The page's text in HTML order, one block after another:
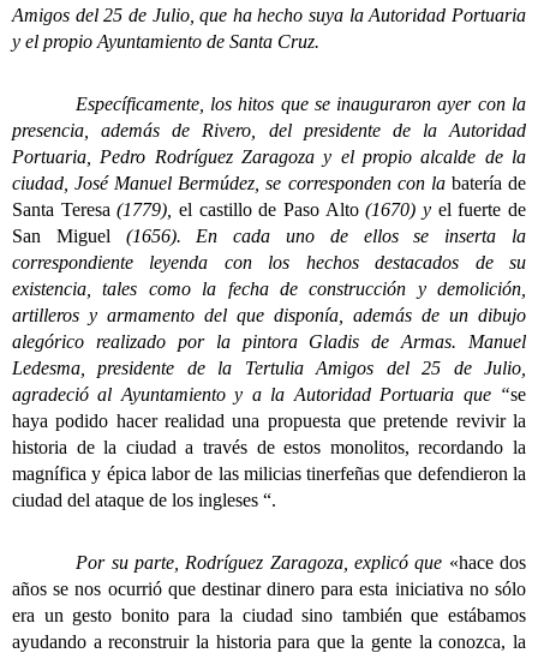
Amigos del 25 de Julio, que ha hecho suya la Autoridad Portuaria
y el propio Ayuntamiento de Santa Cruz.
Específicamente, los hitos que se inauguraron ayer con la
presencia, además de Rivero, del presidente de la Autoridad
Portuaria, Pedro Rodríguez Zaragoza y el propio alcalde de la
ciudad, José Manuel Bermúdez, se corresponden con la batería de
Santa Teresa(1779),el castillo de Paso Alto(1670) y el fuerte de
San Miguel (1656). En cada uno de ellos se inserta la
correspondiente leyenda con los hechos destacados de su
existencia, tales como la fecha de construcción y demolición,
artilleros y armamento del que disponía, además de un dibujo
alegórico realizado por la pintora Gladis de Armas. Manuel
Ledesma, presidente de la Tertulia Amigos del 25 de Julio,
agradeció al Ayuntamiento y a la Autoridad Portuaria que “se
haya podido hacer realidad una propuesta que pretende revivir la
historia de la ciudad a través de estos monolitos, recordando la
magnífica y épica labor de las milicias tinerfeñas que defendieron la
ciudad del ataque de los ingleses “.
Por su parte, Rodríguez Zaragoza, explicó que «hace dos
años se nos ocurrió que destinar dinero para esta iniciativa no sólo
era un gesto bonito para la ciudad sino también que estábamos
ayudando a reconstruir la historia para que la gente la conozca, la